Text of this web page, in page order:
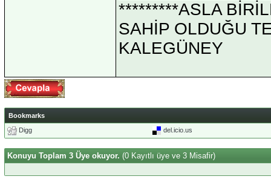
*********ASLA
SAHİP OLDUĞU
KALEGÜNEY
Bookmarks
Digg
del.icio.us
Konuyu Toplam 3 Üye okuyor. (0 Kayıtlı üye ve 3 Misafir)